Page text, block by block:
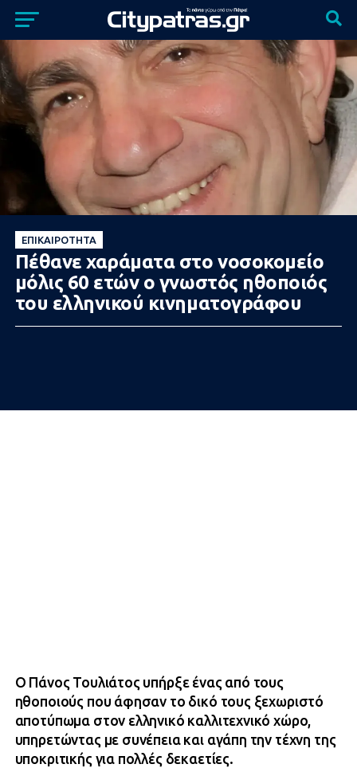
ΕΠΙΚΑΙΡΌΤΗΤΑ
Πέθανε χαράματα στο νοσοκομείο
μόλις 60 ετών ο γνωστός ηθοποιός
του ελληνικού κινηματογράφου
Ο Πάνος Τουλιάτος υπήρξε ένας από τους
ηθοποιούς που άφησαν το δικό τους ξεχωριστό
αποτύπωμα στον ελληνικό καλλιτεχνικό χώρο,
υπηρετώντας με συνέπεια και αγάπη την τέχνη της
υποκριτικής για πολλές δεκαετίες.